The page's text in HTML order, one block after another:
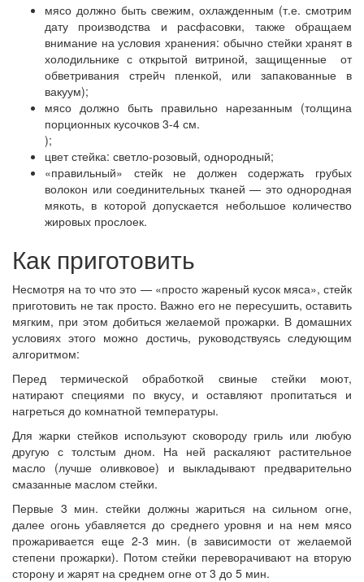
мясо должно быть свежим, охлажденным (т.е. смотрим
дату производства и расфасовки, также обращаем
внимание на условия хранения: обычно стейки хранят в
холодильнике с открытой витриной, защищенные от
обветривания стрейч пленкой, или запакованные в
вакуум);
мясо должно быть правильно нарезанным (толщина
порционных кусочков 3-4 см.
);
цвет стейка: светло-розовый, однородный;
«правильный» стейк не должен содержать грубых
волокон или соединительных тканей — это однородная
мякоть, в которой допускается небольшое количество
жировых прослоек.
Как приготовить
Несмотря на то что это — «просто жареный кусок мяса», стейк
приготовить не так просто. Важно его не пересушить, оставить
мягким, при этом добиться желаемой прожарки. В домашних
условиях этого можно достичь, руководствуясь следующим
алгоритмом:
Перед термической обработкой свиные стейки моют,
натирают специями по вкусу, и оставляют пропитаться и
нагреться до комнатной температуры.
Для жарки стейков используют сковороду гриль или любую
другую с толстым дном. На ней раскаляют растительное
масло (лучше оливковое) и выкладывают предварительно
смазанные маслом стейки.
Первые 3 мин. стейки должны жариться на сильном огне,
далее огонь убавляется до среднего уровня и на нем мясо
прожаривается еще 2-3 мин. (в зависимости от желаемой
степени прожарки). Потом стейки переворачивают на вторую
сторону и жарят на среднем огне от 3 до 5 мин.